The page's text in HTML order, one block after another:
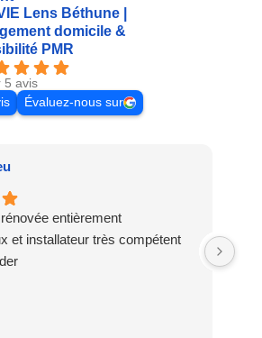
Lens Béthune |
domicile &
PMR
5 avis
Évaluez-nous sur
entièrement
et installateur très compétent